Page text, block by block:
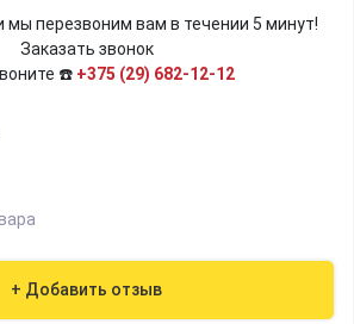
мы перезвоним вам в течении 5 минут!
Заказать звонок
☎️ +375 (29) 682-12-12
+ Добавить отзыв